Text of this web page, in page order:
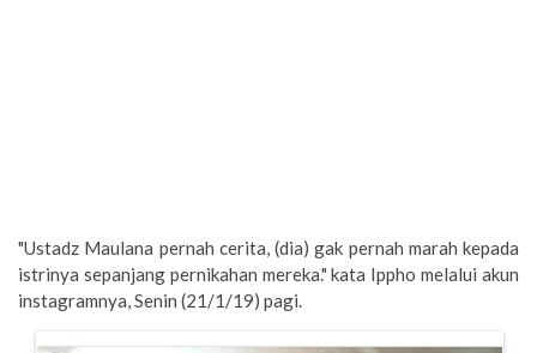
"Ustadz Maulana pernah cerita, (dia) gak pernah marah kepada
istrinya sepanjang pernikahan mereka." kata Ippho melalui akun
instagramnya, Senin (21/1/19) pagi.